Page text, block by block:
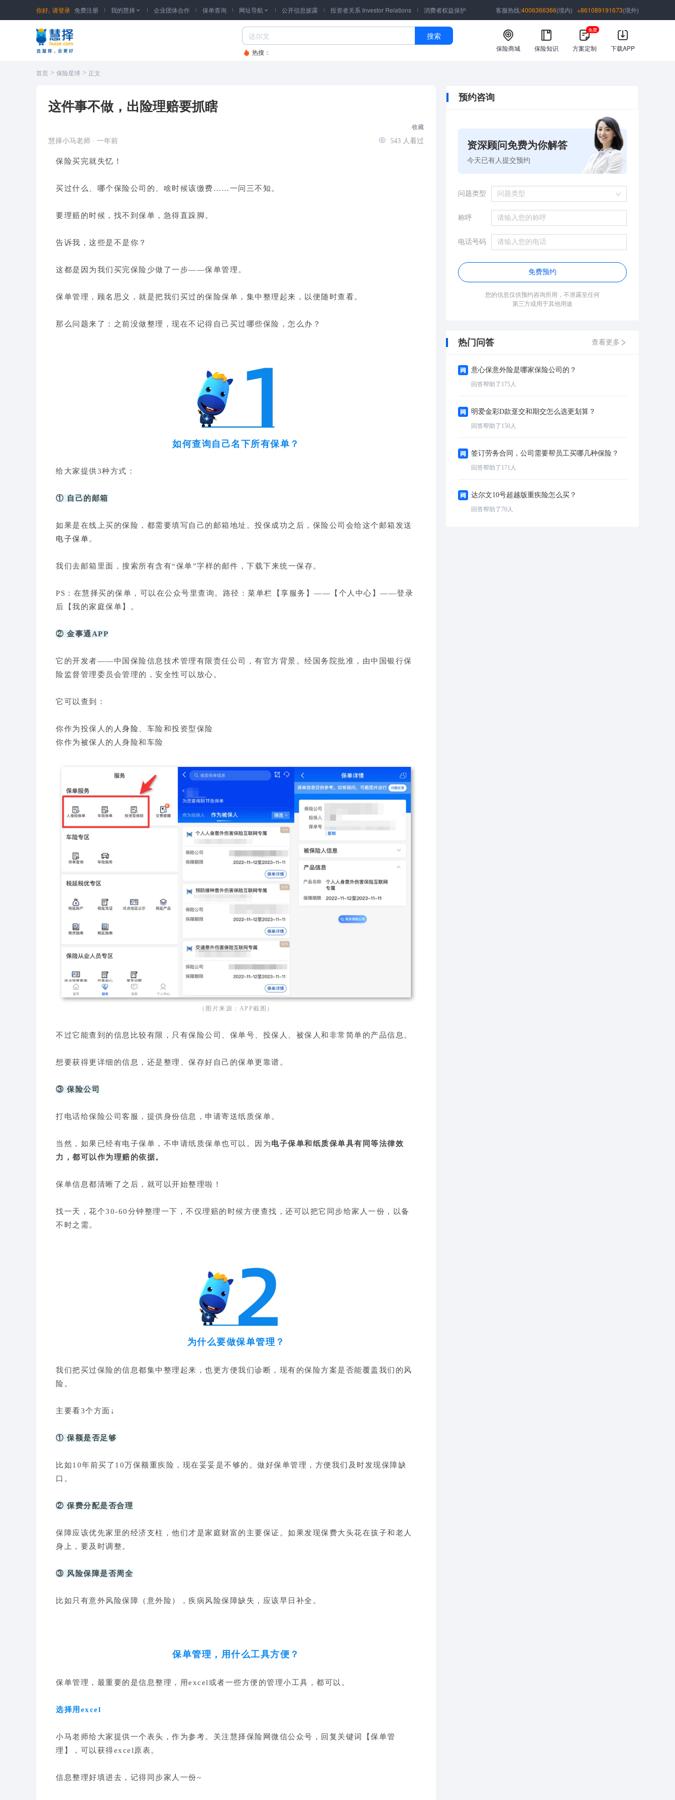
你好, 请登录 免费注册 我的慧择  企业团体合作 保单查询 网址导航  公开信息披露 投资者关系 Investor Relations 消费者权益保护 客服热线:4006366366(境内) +861089191673(境外)
搜索
热搜： 保险商城 保险知识 方案定制
免费
下载APP
首页 > 保险星球 > 正文
这件事不做，出险理赔要抓瞎
收藏
慧择小马老师 · 一年前 543 人看过
保险买完就失忆！
买过什么、哪个保险公司的、啥时候该缴费……一问三不知。
要理赔的时候，找不到保单，急得直跺脚。
告诉我，这些是不是你？
这都是因为我们买完保险少做了一步——保单管理。
保单管理，顾名思义，就是把我们买过的保险保单，集中整理起来，以便随时查看。
那么问题来了：之前没做整理，现在不记得自己买过哪些保险，怎么办？
如何查询自己名下所有保单？
给大家提供3种方式：
① 自己的邮箱
如果是在线上买的保险，都需要填写自己的邮箱地址。投保成功之后，保险公司会给这个邮箱发送
电子保单。
我们去邮箱里面，搜索所有含有“保单”字样的邮件，下载下来统一保存。
PS：在慧择买的保单，可以在公众号里查询。路径：菜单栏【享服务】——【个人中心】——登录
后【我的家庭保单】。
② 金事通APP
它的开发者——中国保险信息技术管理有限责任公司，有官方背景。经国务院批准，由中国银行保
险监督管理委员会管理的，安全性可以放心。
它可以查到：
你作为投保人的 人身险 、车险和投资型保险
你作为被保人的 人身险和车险
（图片来源：APP截图）
不过它能查到的信息比较有限，只有保险公司、保单号、投保人、被保人和非常简单的产品信息。
想要获得更详细的信息，还是整理、保存好自己的保单更靠谱。
③ 保险公司
打电话给保险公司客服，提供身份信息，申请寄送纸质保单。
当然，如果已经有电子保单，不申请纸质保单也可以。因为电子保单和纸质保单具有同等法律效
力，都可以作为理赔的依据。
保单信息都清晰了之后，就可以开始整理啦！
找一天，花个30-60分钟整理一下，不仅理赔的时候方便查找，还可以把它同步给家人一份，以备
不时之需。
为什么要做保单管理 ？
我们把买过保险的信息都集中整理起来，也更方便我们诊断，现有的保险方案是否能覆盖我们的风
险。
主要看3个方面↓
① 保额是否足够
比如10年前买了10万保额重疾险，现在妥妥是不够的。做好保单管理，方便我们及时发现保障缺
口。
② 保费分配是否合理
保障应该优先家里的经济支柱，他们才是家庭财富的主要保证。如果发现保费大头花在孩子和老人
身上，要及时调整。
③ 风险保障是否周全
比如只有意外风险保障（意外险），疾病风险保障缺失，应该早日补全。
保单管理，用什么工具方便 ？
保单管理，最重要的是信息整理，用excel或者一些方便的管理小工具，都可以。
选择用excel
小马老师给大家提供一个表头，作为参考。关注慧择保险网微信公众号，回复关键词【保单管
理】，可以获得excel原表。
信息整理好填进去，记得同步家人一份~
预约咨询
资深顾问免费为你解答
今天已有人提交预约
问题类型 问题类型
称呼
电话号码
免费预约
您的信息仅供预约咨询所用，不泄露至任何
第三方或用于其他用途
热门问答 查看更多
意心保意外险是哪家保险公司的？
回答帮助了 175人
明爱金彩D款趸交和期交怎么选更划算？
回答帮助了 150人
签订劳务合同，公司需要帮员工买哪几种保险？
回答帮助了 171 人
达尔文10号超越版重疾险怎么买？
回答帮助了 70人